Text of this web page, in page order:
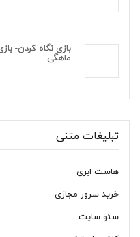
بازی نگاه کردن-
ماهگی
تبلیغات متنی
هاست ابری
خرید سرور مجازی
سئو سایت